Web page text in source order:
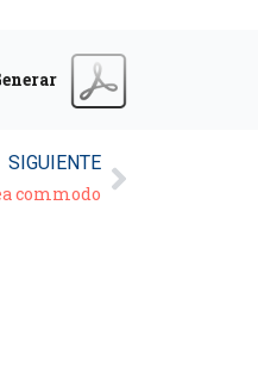
SIGUIENTE
commodo